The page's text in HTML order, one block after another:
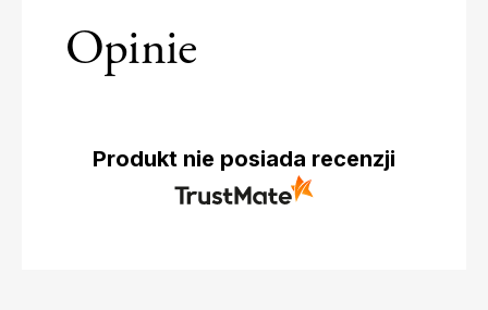
Opinie
Produkt nie posiada recenzji